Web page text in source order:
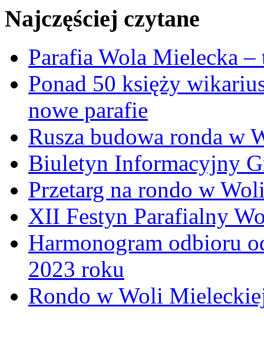
Najczęściej czytane
Parafia Wola Mielecka
Ponad 50 księży
nowe parafie
Rusza budowa ronda w
Biuletyn Informacyjny
Przetarg na rondo w
XII Festyn Parafialny
Harmonogram odbioru
2023 roku
Rondo w Woli